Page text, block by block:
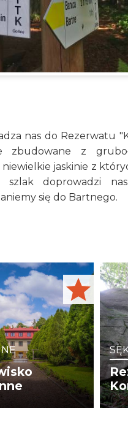
nas do Rezerwatu
zbudowane z
jaskinie z
szlak doprowadzi
się do Bartnego.